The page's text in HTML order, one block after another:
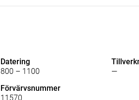
Datering
800 – 1100
—
Förvärvsnummer
11570